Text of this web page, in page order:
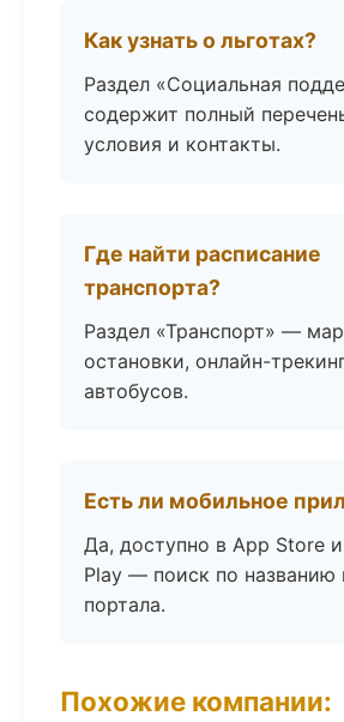
Как узнать о льготах?
Раздел «Социальная
содержит полный
условия и контакты.
Где найти расписание
транспорта?
Раздел «Транспорт» —
остановки, онлайн-
автобусов.
Есть ли мобильное
Да, доступно в App Store
Play — поиск по названию
портала.
Похожие компании: